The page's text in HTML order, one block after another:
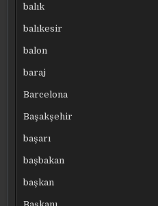
balık
balıkesir
balon
baraj
Barcelona
Başakşehir
başarı
başbakan
başkan